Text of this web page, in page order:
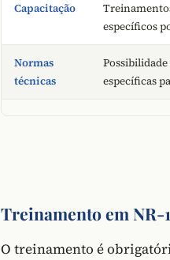
Capacitação
específicos
Normas
técnicas
específicas
Treinamento em NR-
O treinamento é